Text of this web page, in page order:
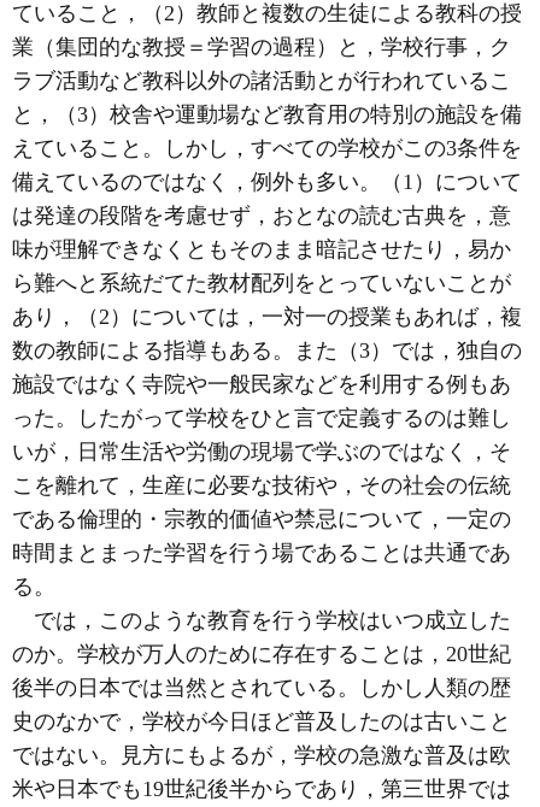
ていること，（2）教師と複数の生徒による教科の授
業（集団的な教授＝学習の過程）と，学校行事，ク
ラブ活動など教科以外の諸活動とが行われているこ
と，（3）校舎や運動場など教育用の特別の施設を備
えていること。しかし，すべての学校がこの3条件を
備えているのではなく，例外も多い。（1）について
は発達の段階を考慮せず，おとなの読む古典を，意
味が理解できなくともそのまま暗記させたり，易か
ら難へと系統だてた教材配列をとっていないことが
あり，（2）については，一対一の授業もあれば，複
数の教師による指導もある。また（3）では，独自の
施設ではなく寺院や一般民家などを利用する例もあ
った。したがって学校をひと言で定義するのは難し
いが，日常生活や労働の現場で学ぶのではなく，そ
こを離れて，生産に必要な技術や，その社会の伝統
である倫理的・宗教的価値や禁忌について，一定の
時間まとまった学習を行う場であることは共通であ
る。
では，このような教育を行う学校はいつ成立した
のか。学校が万人のために存在することは，20世紀
後半の日本では当然とされている。しかし人類の歴
史のなかで，学校が今日ほど普及したのは古いこと
ではない。見方にもよるが，学校の急激な普及は欧
米や日本でも19世紀後半からであり，第三世界では